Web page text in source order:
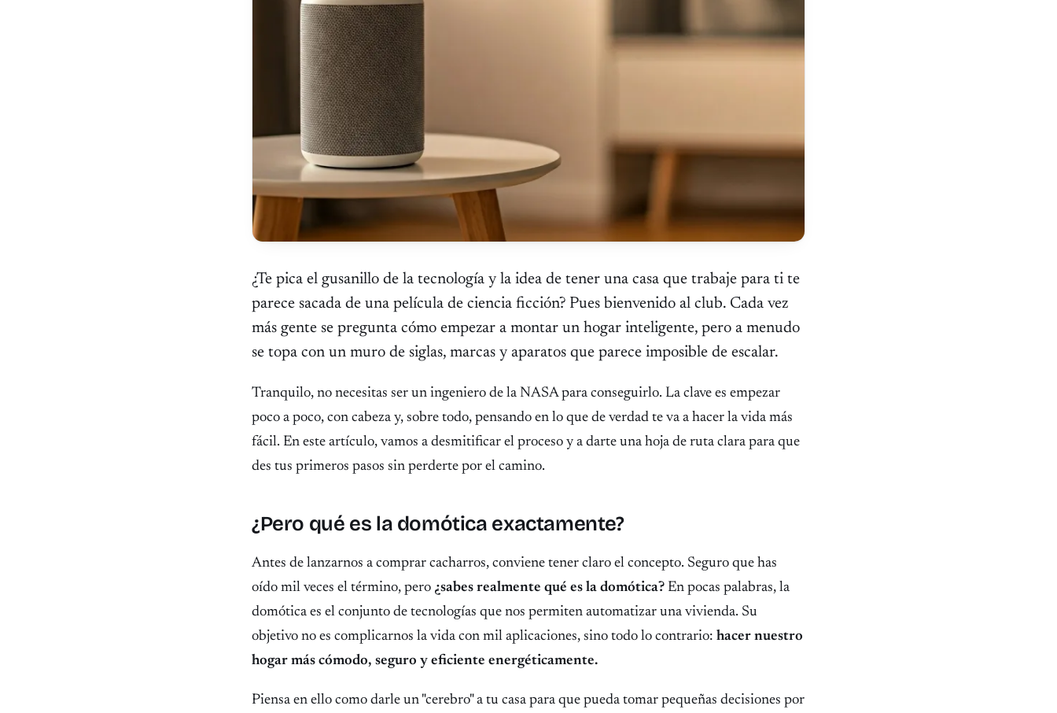
¿Te pica el gusanillo de la tecnología y la idea de tener una casa que trabaje para ti te
parece sacada de una película de ciencia ficción? Pues bienvenido al club. Cada vez
más gente se pregunta cómo empezar a montar un hogar inteligente, pero a menudo
se topa con un muro de siglas, marcas y aparatos que parece imposible de escalar.
Tranquilo, no necesitas ser un ingeniero de la NASA para conseguirlo. La clave es empezar
poco a poco, con cabeza y, sobre todo, pensando en lo que de verdad te va a hacer la vida más
fácil. En este artículo, vamos a desmitificar el proceso y a darte una hoja de ruta clara para que
des tus primeros pasos sin perderte por el camino.
¿Pero qué es la domótica exactamente?
Antes de lanzarnos a comprar cacharros, conviene tener claro el concepto. Seguro que has
oído mil veces el término, pero ¿sabes realmente qué es la domótica? En pocas palabras, la
domótica es el conjunto de tecnologías que nos permiten automatizar una vivienda. Su
objetivo no es complicarnos la vida con mil aplicaciones, sino todo lo contrario: hacer nuestro
hogar más cómodo, seguro y eficiente energéticamente.
Piensa en ello como darle un "cerebro" a tu casa para que pueda tomar pequeñas decisiones por